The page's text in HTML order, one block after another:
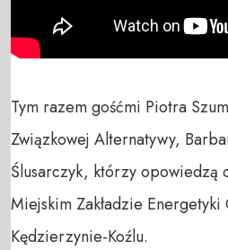
Tym razem gośćmi Piotra
Związkowej Alternatywy,
Ślusarczyk, którzy opowiedzą
Miejskim Zakładzie
Kędzierzynie-Koźlu.